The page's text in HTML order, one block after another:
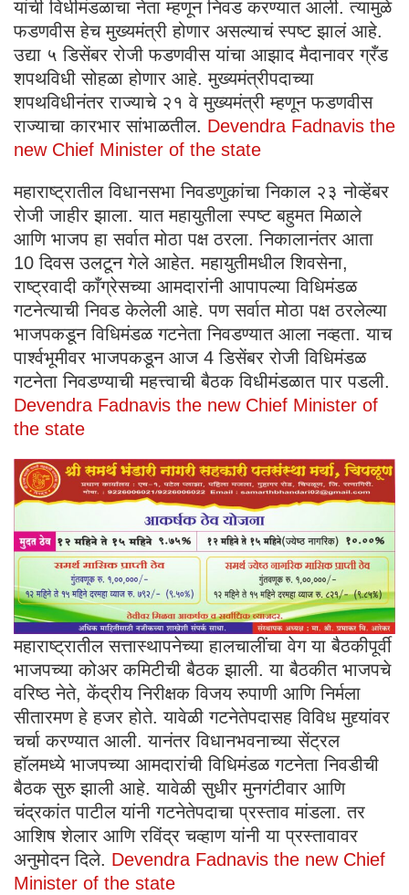
यांची विधीमंडळाचा नेता म्हणून निवड करण्यात आली. त्यामुळे
फडणवीस हेच मुख्यमंत्री होणार असल्याचं स्पष्ट झालं आहे.
उद्या ५ डिसेंबर रोजी फडणवीस यांचा आझाद मैदानावर ग्रँड
शपथविधी सोहळा होणार आहे. मुख्यमंत्रीपदाच्या
शपथविधीनंतर राज्याचे २१ वे मुख्यमंत्री म्हणून फडणवीस
राज्याचा कारभार सांभाळतील. Devendra Fadnavis the
new Chief Minister of the state
महाराष्ट्रातील विधानसभा निवडणुकांचा निकाल २३ नोव्हेंबर
रोजी जाहीर झाला. यात महायुतीला स्पष्ट बहुमत मिळाले
आणि भाजप हा सर्वात मोठा पक्ष ठरला. निकालानंतर आता
10 दिवस उलटून गेले आहेत. महायुतीमधील शिवसेना,
राष्ट्रवादी काँग्रेसच्या आमदारांनी आपापल्या विधिमंडळ
गटनेत्याची निवड केलेली आहे. पण सर्वात मोठा पक्ष ठरलेल्या
भाजपकडून विधिमंडळ गटनेता निवडण्यात आला नव्हता. याच
पार्श्वभूमीवर भाजपकडून आज 4 डिसेंबर रोजी विधिमंडळ
गटनेता निवडण्याची महत्त्वाची बैठक विधीमंडळात पार पडली.
Devendra Fadnavis the new Chief Minister of
the state
महाराष्ट्रातील सत्तास्थापनेच्या हालचालींचा वेग या बैठकीपूर्वी
भाजपच्या कोअर कमिटीची बैठक झाली. या बैठकीत भाजपचे
वरिष्ठ नेते, केंद्रीय निरीक्षक विजय रुपाणी आणि निर्मला
सीतारमण हे हजर होते. यावेळी गटनेतेपदासह विविध मुद्द्यांवर
चर्चा करण्यात आली. यानंतर विधानभवनाच्या सेंट्रल
हॉलमध्ये भाजपच्या आमदारांची विधिमंडळ गटनेता निवडीची
बैठक सुरु झाली आहे. यावेळी सुधीर मुनगंटीवार आणि
चंद्रकांत पाटील यांनी गटनेतेपदाचा प्रस्ताव मांडला. तर
आशिष शेलार आणि रविंद्र चव्हाण यांनी या प्रस्तावावर
अनुमोदन दिले. Devendra Fadnavis the new Chief
Minister of the state